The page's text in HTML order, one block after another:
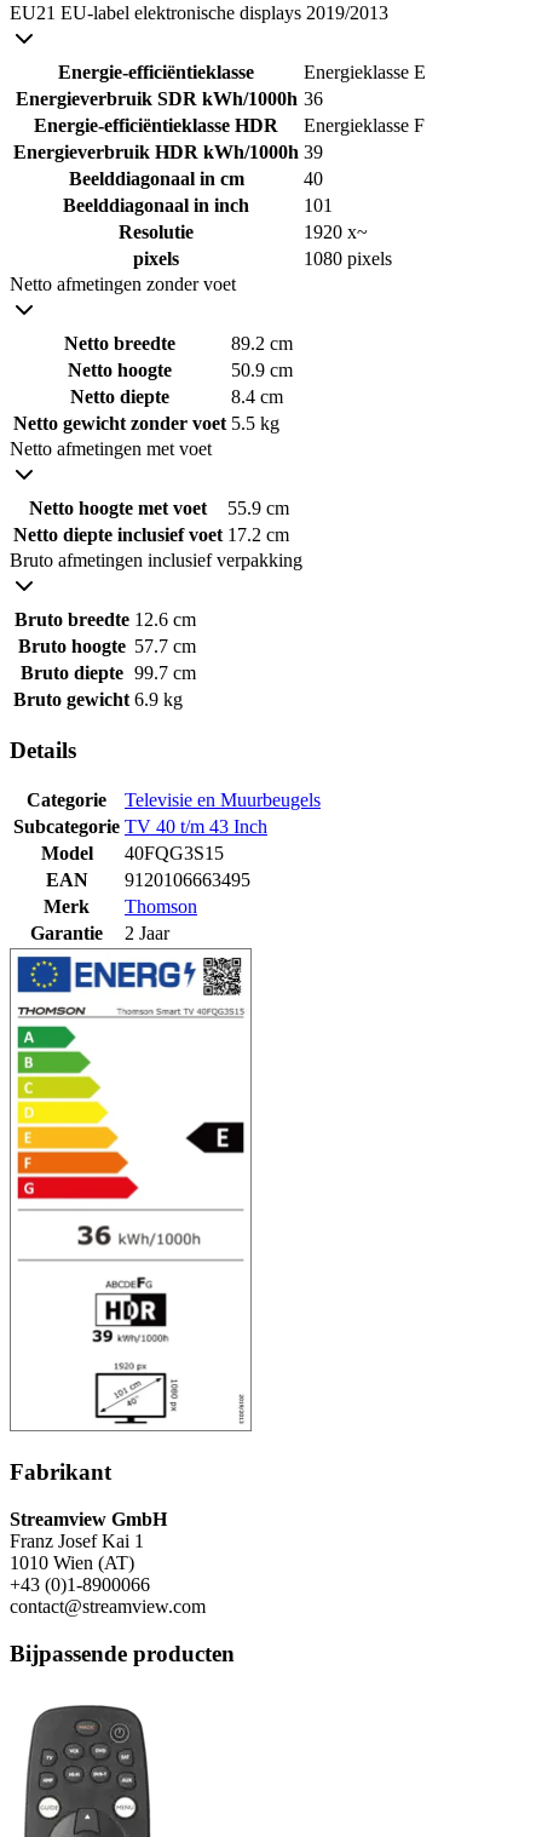
EU21 EU-label elektronische displays 2019/2013
Energie-efficiëntieklasse
Energieklasse E
Energieverbruik SDR kWh/1000h 36
Energie-efficiëntieklasse HDR
Energieklasse F
Energieverbruik HDR kWh/1000h 39
Beelddiagonaal in cm
40
Beelddiagonaal in inch
101
Resolutie
1920 x~
pixels
1080 pixels
Netto afmetingen zonder voet
Netto breedte
89.2 cm
Netto hoogte
50.9 cm
Netto diepte
8.4 cm
Netto gewicht zonder voet 5.5 kg
Netto afmetingen met voet
Netto hoogte met voet
55.9 cm
Netto diepte inclusief voet 17.2 cm
Bruto afmetingen inclusief verpakking
Bruto breedte 12.6 cm
Bruto hoogte 57.7 cm
Bruto diepte 99.7 cm
Bruto gewicht 6.9 kg
Details
Categorie
Televisie en Muurbeugels
Subcategorie TV 40 t/m 43 Inch
Model
40FQG3S15
EAN
9120106663495
Merk
Thomson
Garantie
2 Jaar
Fabrikant
Streamview GmbH
Franz Josef Kai 1
1010 Wien (AT)
+43 (0)1-8900066
contact@streamview.com
Bijpassende producten